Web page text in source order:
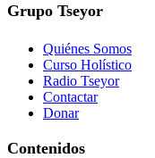
Grupo Tseyor
Quiénes Somos
Curso Holístico
Radio Tseyor
Contactar
Donar
Contenidos